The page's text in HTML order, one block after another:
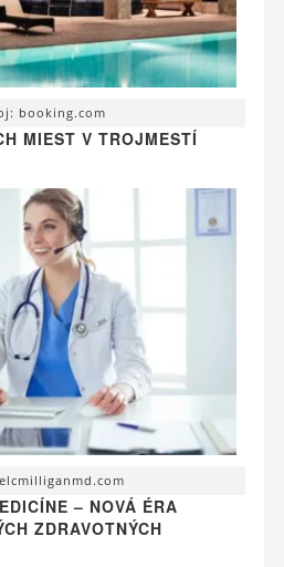
booking.com
MIEST V TROJMESTÍ
– NOVÁ ÉRA
ZDRAVOTNÝCH